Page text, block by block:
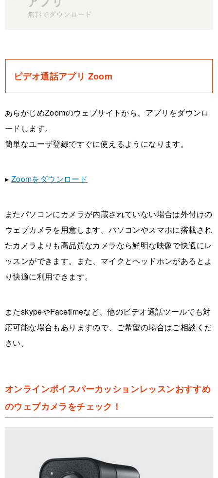
ビデオ通話アプリ Zoom
あらかじめZoomのウェブサイトから、アプリをダウンロ
ードします。
簡単なユーザ登録ですぐに使えるようになります。
▸ Zoomをダウンロード
またパソコンにカメラが内蔵されていない場合は外付けの
ウェブカメラを用意します。パソコンやスマホに搭載され
たカメラよりも高品質なカメラなら鮮明な映像で快適にレ
ッスンができます。また、マイクとヘッドホンがあるとよ
り快適に利用できます。
またskypeやFacetimeなど、他のビデオ通話ツールでも対
応可能な場合もありますので、ご希望の場合はご相談くだ
さい。
オンラインボイスパーカッションレッスンおすすめ
のウェブカメラをチェック！